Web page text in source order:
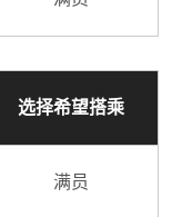
选择希望搭乘
满员